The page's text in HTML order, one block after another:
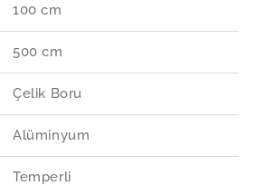
100 cm
500 cm
Çelik Boru
Alüminyum
Temperli